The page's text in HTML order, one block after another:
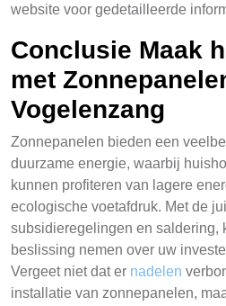
website voor gedetailleerde
Conclusie Maak
met
Vogelenzang
Zonnepanelen bieden een
duurzame energie, waarbij
kunnen profiteren van lagere
ecologische voetafdruk. Met de
subsidieregelingen en saldering,
beslissing nemen over uw
Vergeet niet dat er nadelen
installatie van zonnepanelen,